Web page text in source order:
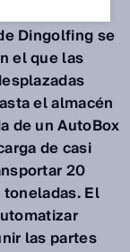
Dingolfing se
el que las
el almacén
de un AutoBox
de casi
20
El
las partes